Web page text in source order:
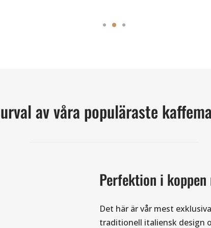
av våra populäraste
Perfektion i
Det här är vår mest
traditionell italiensk design